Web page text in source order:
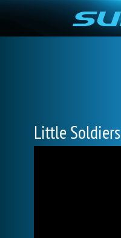
Little Soldiers